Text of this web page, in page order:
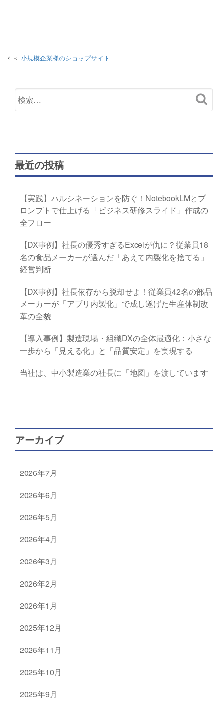
小規模企業様のショップサイト
最近の投稿
【実践】ハルシネーションを防ぐ！NotebookLMとプ
ロンプトで仕上げる「ビジネス研修スライド」作成の
全フロー
【DX事例】社長の優秀すぎるExcelが仇に？従業員18
名の食品メーカーが選んだ「あえて内製化を捨てる」
経営判断
【DX事例】社長依存から脱却せよ！従業員42名の部品
メーカーが「アプリ内製化」で成し遂げた生産体制改
革の全貌
【導入事例】製造現場・組織DXの全体最適化：小さな
一歩から「見える化」と「品質安定」を実現する
当社は、中小製造業の社長に「地図」を渡しています
アーカイブ
2026年7月
2026年6月
2026年5月
2026年4月
2026年3月
2026年2月
2026年1月
2025年12月
2025年11月
2025年10月
2025年9月